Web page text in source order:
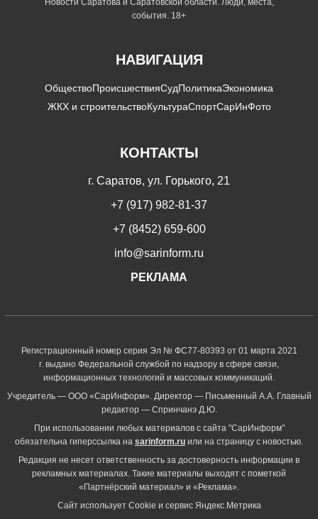
события. 18+
НАВИГАЦИЯ
ОбществоПроисшествияСудПолитикаЭкономика
ЖКХ и строительствоКультураСпортСарИнФото
КОНТАКТЫ
г. Саратов, ул. Горького, 21
+7 (917) 982-81-37
+7 (8452) 659-600
info@sarinform.ru
РЕКЛАМА
Регистрационный номер серия Эл № ФС77-80393 от 01 марта 2021
г. выдано Федеральной службой по надзору в сфере связи,
информационных технологий и массовых коммуникаций.
Учредитель — ООО «СарИнформ». Директор — Письменный А.А. Главный
редактор — Спринчанэ Д.Ю.
При использовании любых материалов с сайта "СарИнформ"
обязательна гиперссылка на sarinform.ru или на страницу с новостью.
Редакция не несет ответственность за достоверность информации в
рекламных материалах. Такие материалы выходят с пометкой
«Партнёрский материал» и «Реклама».
Сайт использует Cookie и сервиc Яндекс.Метрика